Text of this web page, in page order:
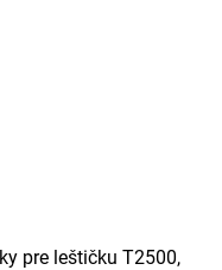
pre leštičku T2500,